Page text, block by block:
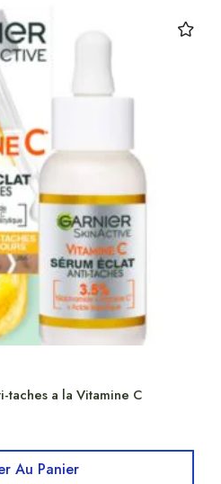
taches a la Vitamine C
Au Panier